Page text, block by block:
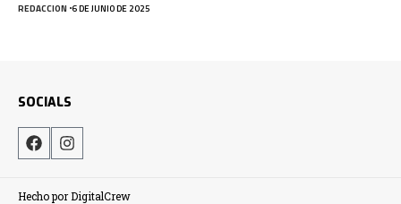
REDACCION 6 DE JUNIO DE 2025
SOCIALS
Hecho por DigitalCrew